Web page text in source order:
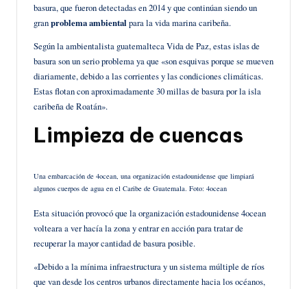
basura, que fueron detectadas en 2014 y que continúan siendo un
granproblema ambiental para la vida marina caribeña.
Según la ambientalista guatemalteca Vida de Paz, estas islas de
basura son un serio problema ya que «son esquivas porque se mueven
diariamente, debido a las corrientes y las condiciones climáticas.
Estas flotan con aproximadamente 30 millas de basura por la isla
caribeña de Roatán».
Limpieza de cuencas
Una embarcación de 4ocean, una organización estadounidense que limpiará
algunos cuerpos de agua en el Caribe de Guatemala. Foto: 4ocean
Esta situación provocó que la organización estadounidense 4ocean
volteara a ver hacía la zona y entrar en acción para tratar de
recuperar la mayor cantidad de basura posible.
«Debido a la mínima infraestructura y un sistema múltiple de ríos
que van desde los centros urbanos directamente hacia los océanos,